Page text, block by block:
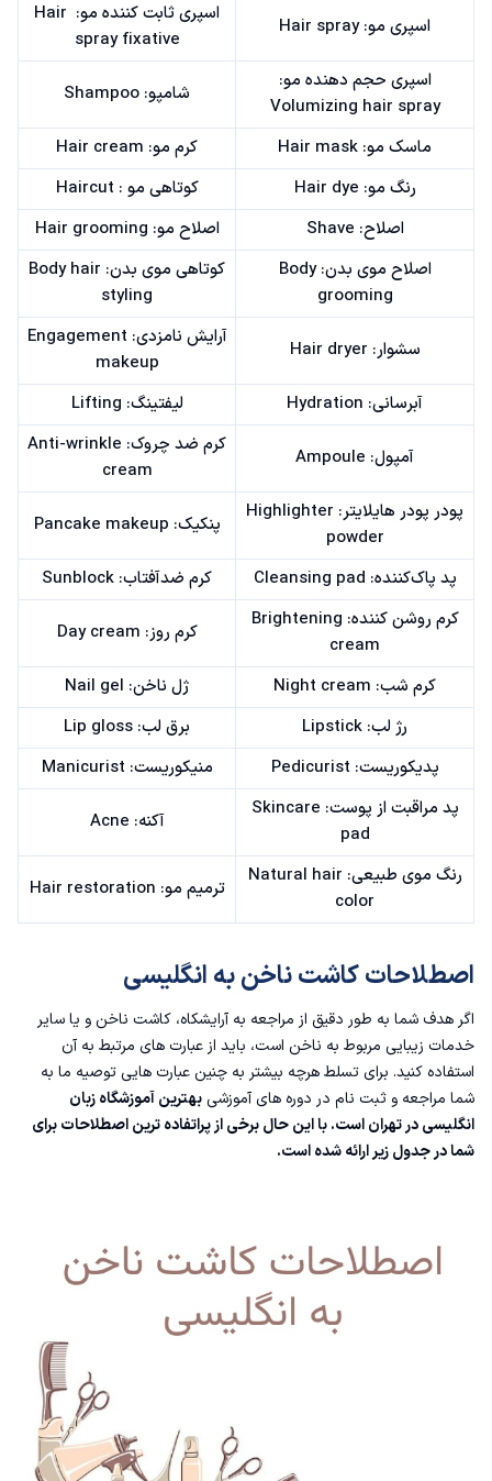
اسپری مو: Hair spray
اسپری ثابت کننده مو: Hair
spray fixative
اسپری حجم دهنده مو:
Volumizing hair spray
شامپو: Shampoo
ماسک مو: Hair mask
کرم مو: Hair cream
رنگ مو: Hair dye
کوتاهی مو : Haircut
اصلاح: Shave
اصلاح مو: Hair grooming
اصلاح موی بدن: Body
grooming
کوتاهی موی بدن: Body hair
styling
سشوار: Hair dryer
آرایش نامزدی: Engagement
makeup
آبرسانی: Hydration
لیفتینگ: Lifting
آمپول: Ampoule
کرم ضد چروک: Anti-wrinkle
cream
پودر پودر هایلایتر: Highlighter
powder
پنکیک: Pancake makeup
پد پاک‌کننده: Cleansing pad
کرم ضدآفتاب: Sunblock
کرم روشن کننده: Brightening
cream
کرم روز: Day cream
کرم شب: Night cream
ژل ناخن: Nail gel
رژ لب: Lipstick
برق لب: Lip gloss
پدیکوریست: Pedicurist
منیکوریست: Manicurist
پد مراقبت از پوست: Skincare
pad
آکنه: Acne
رنگ موی طبیعی: Natural hair
color
ترمیم مو: Hair restoration
اصطلاحات کاشت ناخن به انگلیسی
اگر هدف شما به طور دقیق از مراجعه به آرایشکاه، کاشت ناخن و یا سایر
خدمات زیبایی مربوط به ناخن است، باید از عبارت های مرتبط به آن
استفاده کنید. برای تسلط هرچه بیشتر به چنین عبارت هایی توصیه ما به
شما مراجعه و ثبت نام در دوره های آموزشی بهترین آموزشگاه زبان
انگلیسی در تهراناست. با این حال برخی از پراتفاده ترین اصطلاحات برای
شما در جدول زیر ارائه شده است.